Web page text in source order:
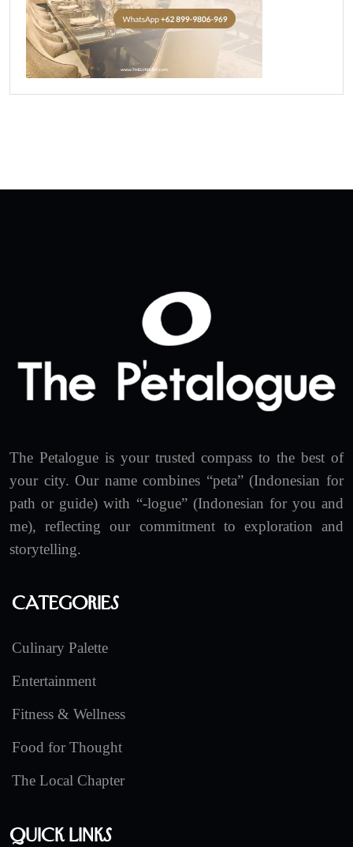
The Petalogue is your trusted compass to the best of
your city. Our name combines “peta” (Indonesian for
path or guide) with “-logue” (Indonesian for you and
me), reflecting our commitment to exploration and
storytelling.
Categories
Culinary Palette
Entertainment
Fitness & Wellness
Food for Thought
The Local Chapter
Quick Links